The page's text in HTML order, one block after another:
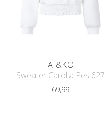
AI&KO
Sweater Carolla Pes 627
69,99